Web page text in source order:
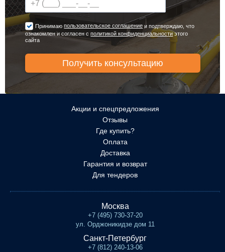
Принимаюпользовательское соглашениеи подтверждаю, что
ознакомлен и согласен сполитикой конфиденциальностиэтого
сайта
Акции и спецпредложения
Отзывы
Где купить?
Оплата
Доставка
Гарантия и возврат
Для тендеров
Москва
+7 (495) 730-37-20
ул. Орджоникидзе дом 11
Санкт-Петербург
+7 (812) 240-13-06